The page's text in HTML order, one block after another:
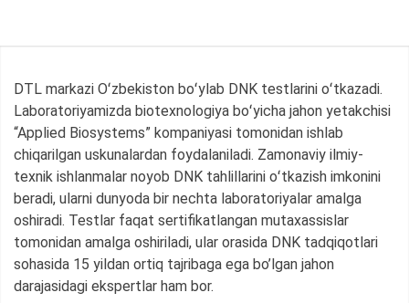
DTL markazi Oʻzbekiston boʻylab DNK testlarini oʻtkazadi.
Laboratoriyamizda biotexnologiya boʻyicha jahon yetakchisi
“Applied Biosystems” kompaniyasi tomonidan ishlab
chiqarilgan uskunalardan foydalaniladi. Zamonaviy ilmiy-
texnik ishlanmalar noyob DNK tahlillarini oʻtkazish imkonini
beradi, ularni dunyoda bir nechta laboratoriyalar amalga
oshiradi. Testlar faqat sertifikatlangan mutaxassislar
tomonidan amalga oshiriladi, ular orasida DNK tadqiqotlari
sohasida 15 yildan ortiq tajribaga ega bo’lgan jahon
darajasidagi ekspertlar ham bor.